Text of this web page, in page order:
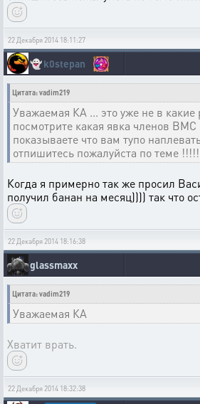
22 Декабря 2014 18:11:27
👻k0stepan
Цитата: vadim219
Уважаемая КА ... это уже не в какие
посмотрите какая явка членов ВМС
показываете что вам тупо
отпишитесь пожалуйста по теме
Когда я примерно так же просил
получил банан на месяц)))) так что
22 Декабря 2014 18:16:38
glassmaxx
Цитата: vadim219
Уважаемая КА
Хватит врать.
22 Декабря 2014 18:32:38